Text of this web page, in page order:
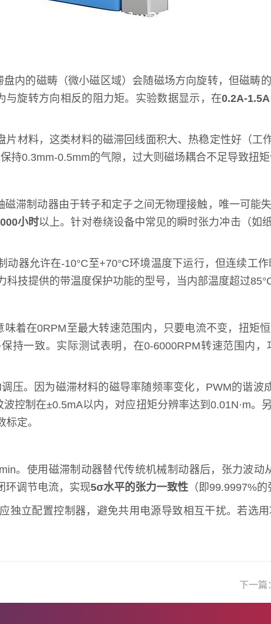
内的磁畴（微小磁区域）会随磁场方向旋转，但磁
旋转方向相反的阻力矩。实验数据显示，在0.2A-1.5A
材料，这类材料的磁滞回线面积大、热稳定性好（工
0.3mm-0.5mm的气隙，过大则磁场耦合不足导致扭矩
滞制动器由于转子和定子之间无物理接触，唯一可能
小时以上。针对卷绕设备中常见的瞬时张力冲击（如
动器允许在-10°C至+70°C环境温度下运行，但连续工
技提供的带温度保护功能的型号，当内部温度超过
着在0RPM至最大转速范围内，只要电流不变，扭矩
持一致。实际测试表明，在0-6000RPM转速范围内
压。因为磁滞材料的磁导率随频率变化，PWM的谐波
控制在±0.5mA以内，对应扭矩分辨率达到0.01N·m。
定。
。使用磁滞制动器替代传统机械制动器后，张力波
环调节电流，实现5σ水平的张力一致性 （即99.9997%
独立配置控制器，避免共用电源导致相互干扰。若选
下一篇